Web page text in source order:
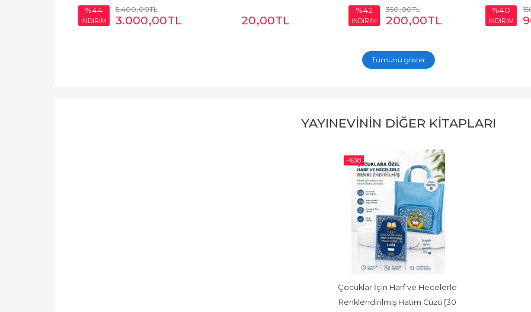
%44
İNDİRİM
5.400,00TL
3.000,00TL 20,00TL
%42
İNDİRİM
350,00TL
200,00TL
%40
İNDİRİM
Tümünü göster
YAYINEVININ DIĞER KITAPLARI
-%38
Çocuklar İçin Harf ve Hecelerle
Renklendirilmiş Hatim Cüzü (30